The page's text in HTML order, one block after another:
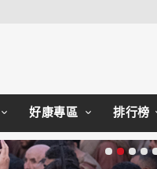
好康專區 排行榜